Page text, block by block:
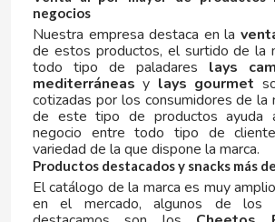
COOKIE POP & CANDY POP
COVAP
CRUSHIOUS
CRUZCAMPO
negocios
Nuestra empresa destaca en la
de estos productos, el surtido de la
todo tipo de paladares lays
mediterráneas y lays gourmet
cotizadas por los consumidores de la
de este tipo de productos ayuda
negocio entre todo tipo de
variedad de la que dispone la marca.
Productos destacados y snacks más
El catálogo de la marca es muy
en el mercado, algunos de los